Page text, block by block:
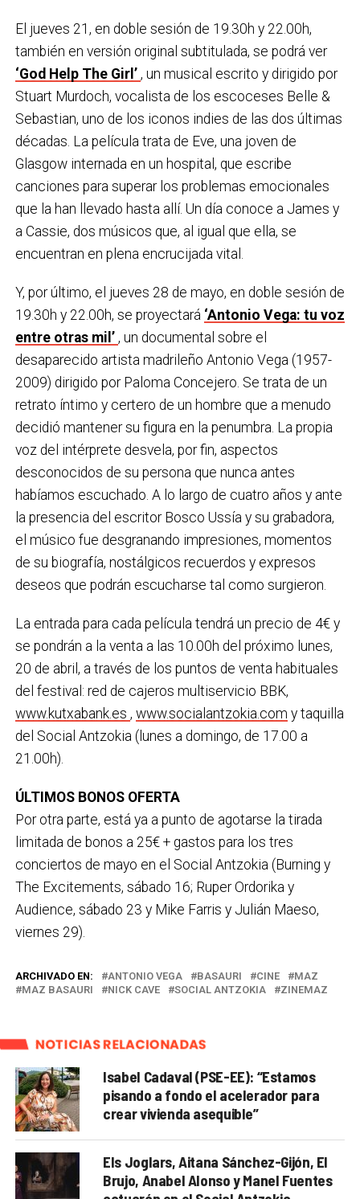
El jueves 21, en doble sesión de 19.30h y 22.00h,
también en versión original subtitulada, se podrá ver
‘God Help The Girl’ , un musical escrito y dirigido por
Stuart Murdoch, vocalista de los escoceses Belle &
Sebastian, uno de los iconos indies de las dos últimas
décadas. La película trata de Eve, una joven de
Glasgow internada en un hospital, que escribe
canciones para superar los problemas emocionales
que la han llevado hasta allí. Un día conoce a James y
a Cassie, dos músicos que, al igual que ella, se
encuentran en plena encrucijada vital.
Y, por último, el jueves 28 de mayo, en doble sesión de
19.30h y 22.00h, se proyectará ‘Antonio Vega: tu voz
entre otras mil’ , un documental sobre el
desaparecido artista madrileño Antonio Vega (1957-
2009) dirigido por Paloma Concejero. Se trata de un
retrato íntimo y certero de un hombre que a menudo
decidió mantener su figura en la penumbra. La propia
voz del intérprete desvela, por fin, aspectos
desconocidos de su persona que nunca antes
habíamos escuchado. A lo largo de cuatro años y ante
la presencia del escritor Bosco Ussía y su grabadora,
el músico fue desgranando impresiones, momentos
de su biografía, nostálgicos recuerdos y expresos
deseos que podrán escucharse tal como surgieron.
La entrada para cada película tendrá un precio de 4€ y
se pondrán a la venta a las 10.00h del próximo lunes,
20 de abril, a través de los puntos de venta habituales
del festival: red de cajeros multiservicio BBK,
www.kutxabank.es , www.socialantzokia.com y taquilla
del Social Antzokia (lunes a domingo, de 17.00 a
21.00h).
ÚLTIMOS BONOS OFERTA
Por otra parte, está ya a punto de agotarse la tirada
limitada de bonos a 25€ + gastos para los tres
conciertos de mayo en el Social Antzokia (Burning y
The Excitements, sábado 16; Ruper Ordorika y
Audience, sábado 23 y Mike Farris y Julián Maeso,
viernes 29).
ARCHIVADO EN: ANTONIO VEGA BASAURI CINE
MAZ
MAZ BASAURI
NICK CAVE SOCIAL ANTZOKIA ZINEMAZ
NOTICIAS RELACIONADAS
Isabel Cadaval (PSE-EE): “Estamos
pisando a fondo el acelerador para
crear vivienda asequible”
Els Joglars, Aitana Sánchez-Gijón, El
Brujo, Anabel Alonso y Manel Fuentes